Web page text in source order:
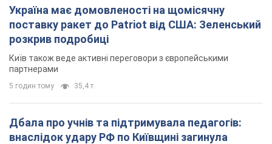
Україна має домовленості на щомісячну
поставку ракет до Patriot від США: Зеленський
розкрив подробиці
Київ також веде активні переговори з європейськими
партнерами
5 годин тому 35,4 т.
Дбала про учнів та підтримувала педагогів:
внаслідок удару РФ по Київщині загинула